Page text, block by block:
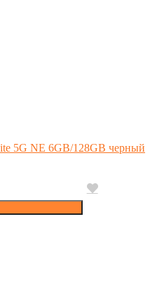
5G NE 6GB/128GB черный